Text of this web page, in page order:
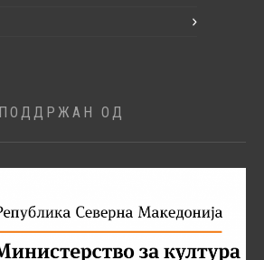
ПОДДРЖАН ОД